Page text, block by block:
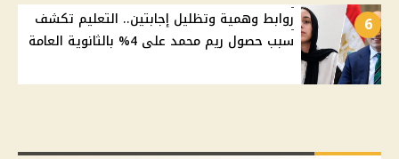
6
روابط وهمية وتظليل إجابتين.. التعليم تكشف
سبب حصول ريم محمد على 4% بالثانوية العامة